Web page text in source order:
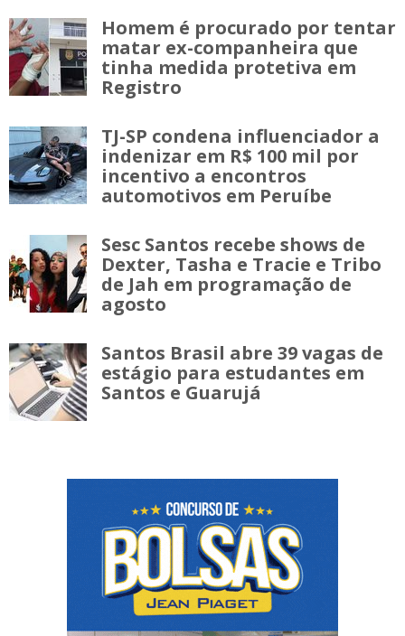
Homem é procurado por tentar
matar ex-companheira que
tinha medida protetiva em
Registro
TJ-SP condena influenciador a
indenizar em R$ 100 mil por
incentivo a encontros
automotivos em Peruíbe
Sesc Santos recebe shows de
Dexter, Tasha e Tracie e Tribo
de Jah em programação de
agosto
Santos Brasil abre 39 vagas de
estágio para estudantes em
Santos e Guarujá